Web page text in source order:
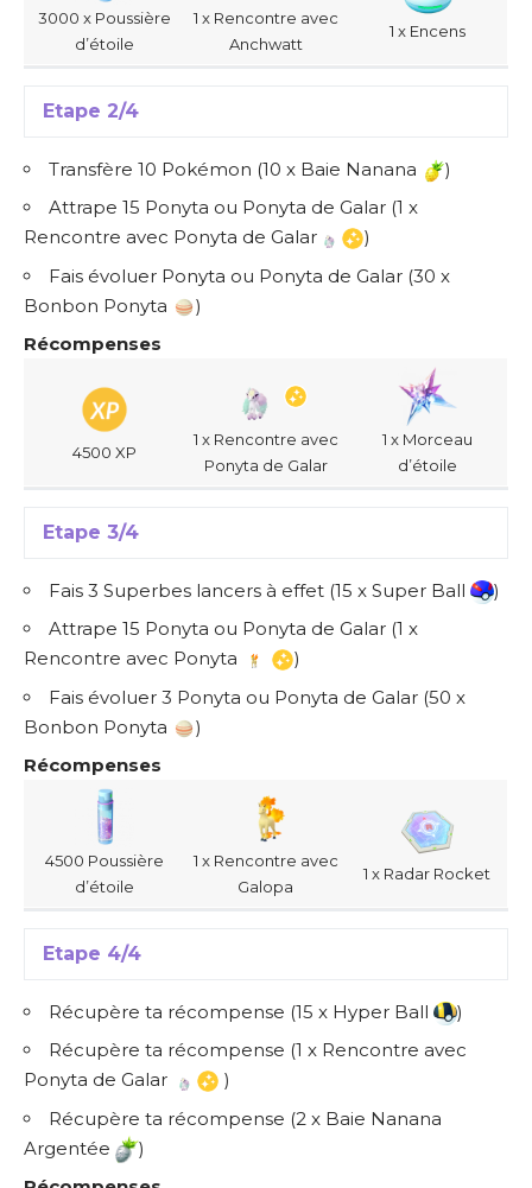
3000 x Poussière
d’étoile
1 x Rencontre avec
Anchwatt
1 x Encens
Etape 2/4
Transfère 10 Pokémon (10 x Baie Nanana
)
Attrape 15 Ponyta ou Ponyta de Galar (1 x
Rencontre avec Ponyta de Galar
)
Fais évoluer Ponyta ou Ponyta de Galar (30 x
Bonbon Ponyta
)
Récompenses
4500 XP
1 x Rencontre avec
Ponyta de Galar
1 x Morceau
d’étoile
Etape 3/4
Fais 3 Superbes lancers à effet (15 x Super Ball
)
Attrape 15 Ponyta ou Ponyta de Galar (1 x
Rencontre avec Ponyta
)
Fais évoluer 3 Ponyta ou Ponyta de Galar (50 x
Bonbon Ponyta
)
Récompenses
4500 Poussière
d’étoile
1 x Rencontre avec
Galopa
1 x Radar Rocket
Etape 4/4
Récupère ta récompense (15 x Hyper Ball
)
Récupère ta récompense (1 x Rencontre avec
Ponyta de Galar
)
Récupère ta récompense (2 x Baie Nanana
Argentée
)